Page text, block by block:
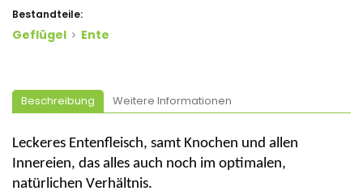
Bestandteile:
Geflügel Ente
Beschreibung Weitere Informationen
Leckeres Entenfleisch, samt Knochen und allen
Innereien, das alles auch noch im optimalen,
natürlichen Verhältnis.